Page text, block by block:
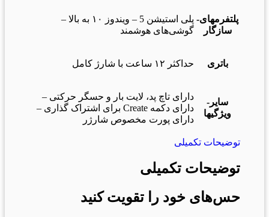
پلتفرمهای-
سازگار
پلی استیشن 5 – ویندوز ۱۰ به بالا –
گوشی‌های هوشمند
باتری حداکثر ۱۲ ساعت با شارژ کامل
سایر-
ویژگیها
دارای تاچ پد، لایت بار و حسگر حرکتی –
دارای دکمه Create برای اشتراک گذاری –
دارای پورت مخصوص شارژر
توضیحات تکمیلی
توضیحات تکمیلی
حس‌های خود را تقویت کنید